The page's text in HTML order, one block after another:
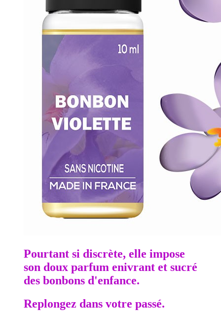
Pourtant si discrète, elle impose
son doux parfum enivrant et sucré
des bonbons d'enfance.
Replongez dans votre passé.